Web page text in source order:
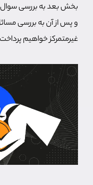
بخش بعد به بررسی سوال
و پس از آن به بررسی
غیرمتمرکز خواهیم